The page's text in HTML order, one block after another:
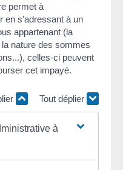
permet à
en s'adressant à un
appartenant (la
nature des sommes
celles-ci peuvent
cet impayé.
Tout déplier
à